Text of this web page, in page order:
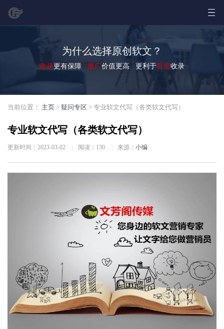
为什么选择原创软文？
收录更有保障 推广价值更高 更利于百度收录
当前位置： 主页 > 疑问专区 > 专业软文代写（各类软文代写）
专业软文代写（各类软文代写）
更新时间：2023-03-02 阅读： 130 来源： 小编